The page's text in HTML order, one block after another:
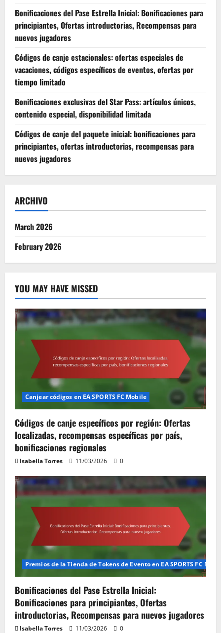
Bonificaciones del Pase Estrella Inicial: Bonificaciones para
principiantes, Ofertas introductorias, Recompensas para
nuevos jugadores
Códigos de canje estacionales: ofertas especiales de
vacaciones, códigos específicos de eventos, ofertas por
tiempo limitado
Bonificaciones exclusivas del Star Pass: artículos únicos,
contenido especial, disponibilidad limitada
Códigos de canje del paquete inicial: bonificaciones para
principiantes, ofertas introductorias, recompensas para
nuevos jugadores
ARCHIVO
March 2026
February 2026
YOU MAY HAVE MISSED
Canjear códigos en EA SPORTS FC Mobile
Códigos de canje específicos por región: Ofertas
localizadas, recompensas específicas por país,
bonificaciones regionales
Isabella Torres 11/03/2026 0
Premios de la Tienda de Tokens de Evento en EA SPORTS FC
Bonificaciones del Pase Estrella Inicial:
Bonificaciones para principiantes, Ofertas
introductorias, Recompensas para nuevos jugadores
Isabella Torres 11/03/2026 0